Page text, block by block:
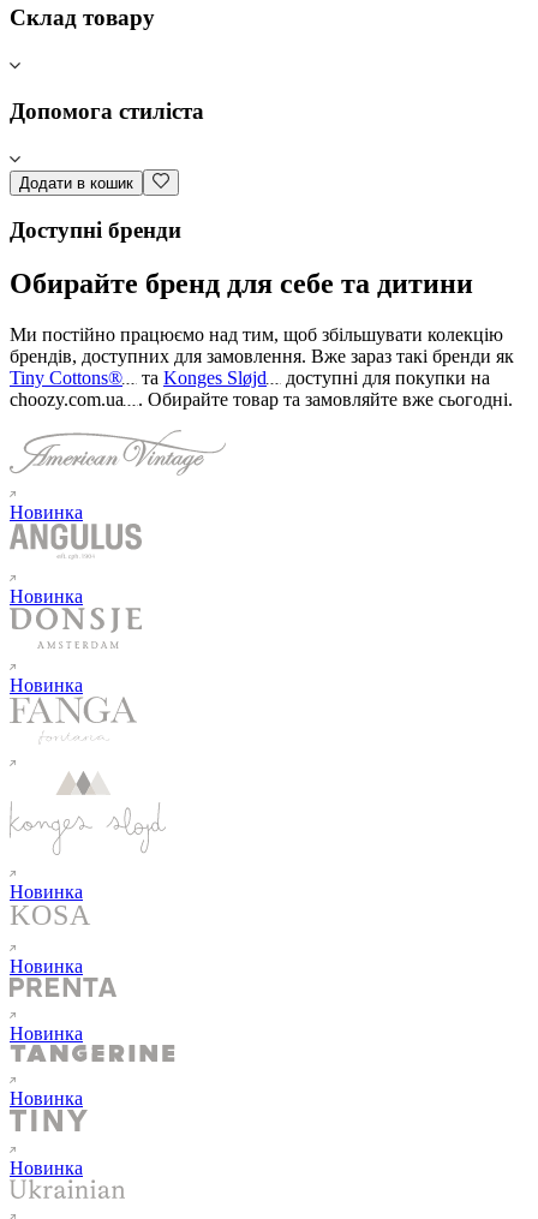
Склад товару
Допомога стиліста
Додати в кошик
Доступні бренди
Обирайте бренд для себе та дитини
Ми постійно працюємо над тим, щоб збільшувати колекцію
брендів, доступних для замовлення. Вже зараз такі бренди як
Tiny Cottons®
та Konges Sløjd
доступні для покупки на
choozy.com.ua
. Обирайте товар та замовляйте вже сьогодні.
Новинка
Новинка
Новинка
Новинка
Новинка
Новинка
Новинка
Новинка